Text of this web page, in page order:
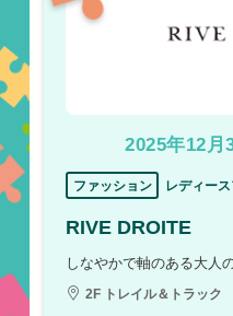
2025年12月
ファッション レディー
RIVE DROITE
しなやかで軸のある大人
2F トレイル＆トラック